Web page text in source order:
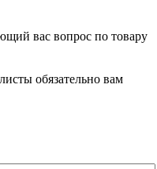
вас вопрос по товару
обязательно вам